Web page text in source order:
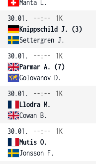
Manta L.
30.01.
--:--
1K
Knippschild J. (3)
Settergren J.
30.01.
--:--
1K
Parmar A. (7)
Golovanov D.
30.01.
--:--
1K
Llodra M.
Cowan B.
30.01.
--:--
1K
Mutis O.
Jonsson F.